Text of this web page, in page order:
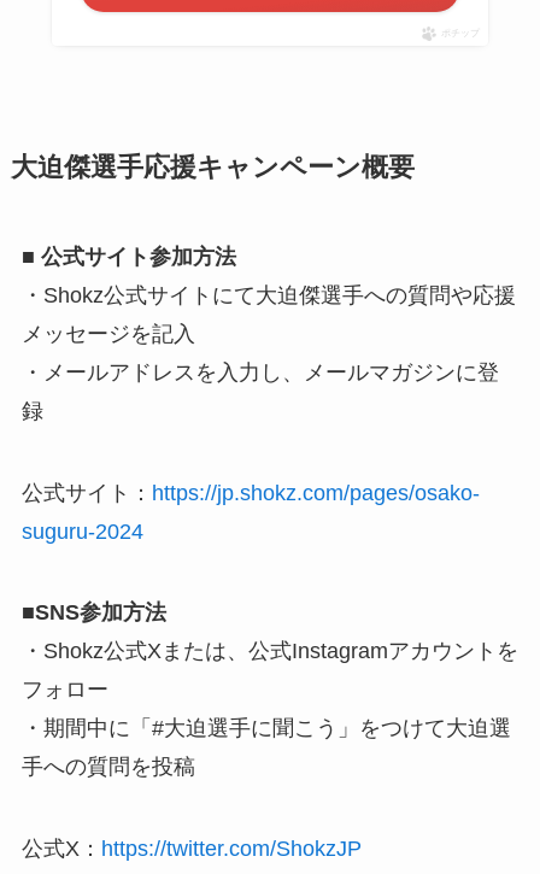
ポチップ
大迫傑選手応援キャンペーン概要
■ 公式サイト参加方法
・Shokz公式サイトにて大迫傑選手への質問や応援
メッセージを記入
・メールアドレスを入力し、メールマガジンに登
録
公式サイト： https://jp.shokz.com/pages/osako-
suguru-2024
■SNS参加方法
・Shokz公式Xまたは、公式Instagramアカウントを
フォロー
・期間中に「#大迫選手に聞こう」をつけて大迫選
手への質問を投稿
公式X： https://twitter.com/ShokzJP